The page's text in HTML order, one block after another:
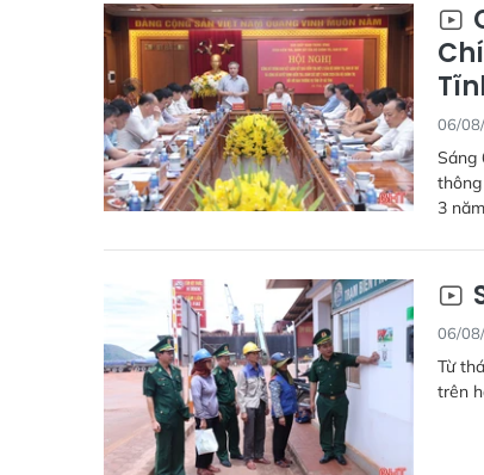
06/
Sáng
3
06/
Từ
trên